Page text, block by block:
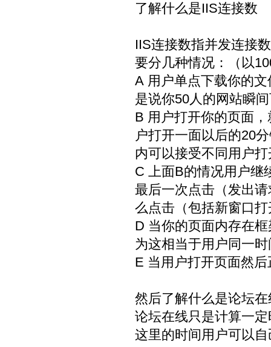
了解什么是IIS连接数
IIS连接数指并发连接
要分几种情况：（以
A 用户单点下载你的
是说你50人的网站瞬
B 用户打开你的页面
户打开一面以后的20
内可以接受不同用户
C 上面B的情况用户继
最后一次点击（发出
么点击（包括新窗口
D 当你的页面内存在
为这相当于用户同一
E 当用户打开页面然
然后了解什么是论坛
论坛在线只是计算一
这里的时间用户可以